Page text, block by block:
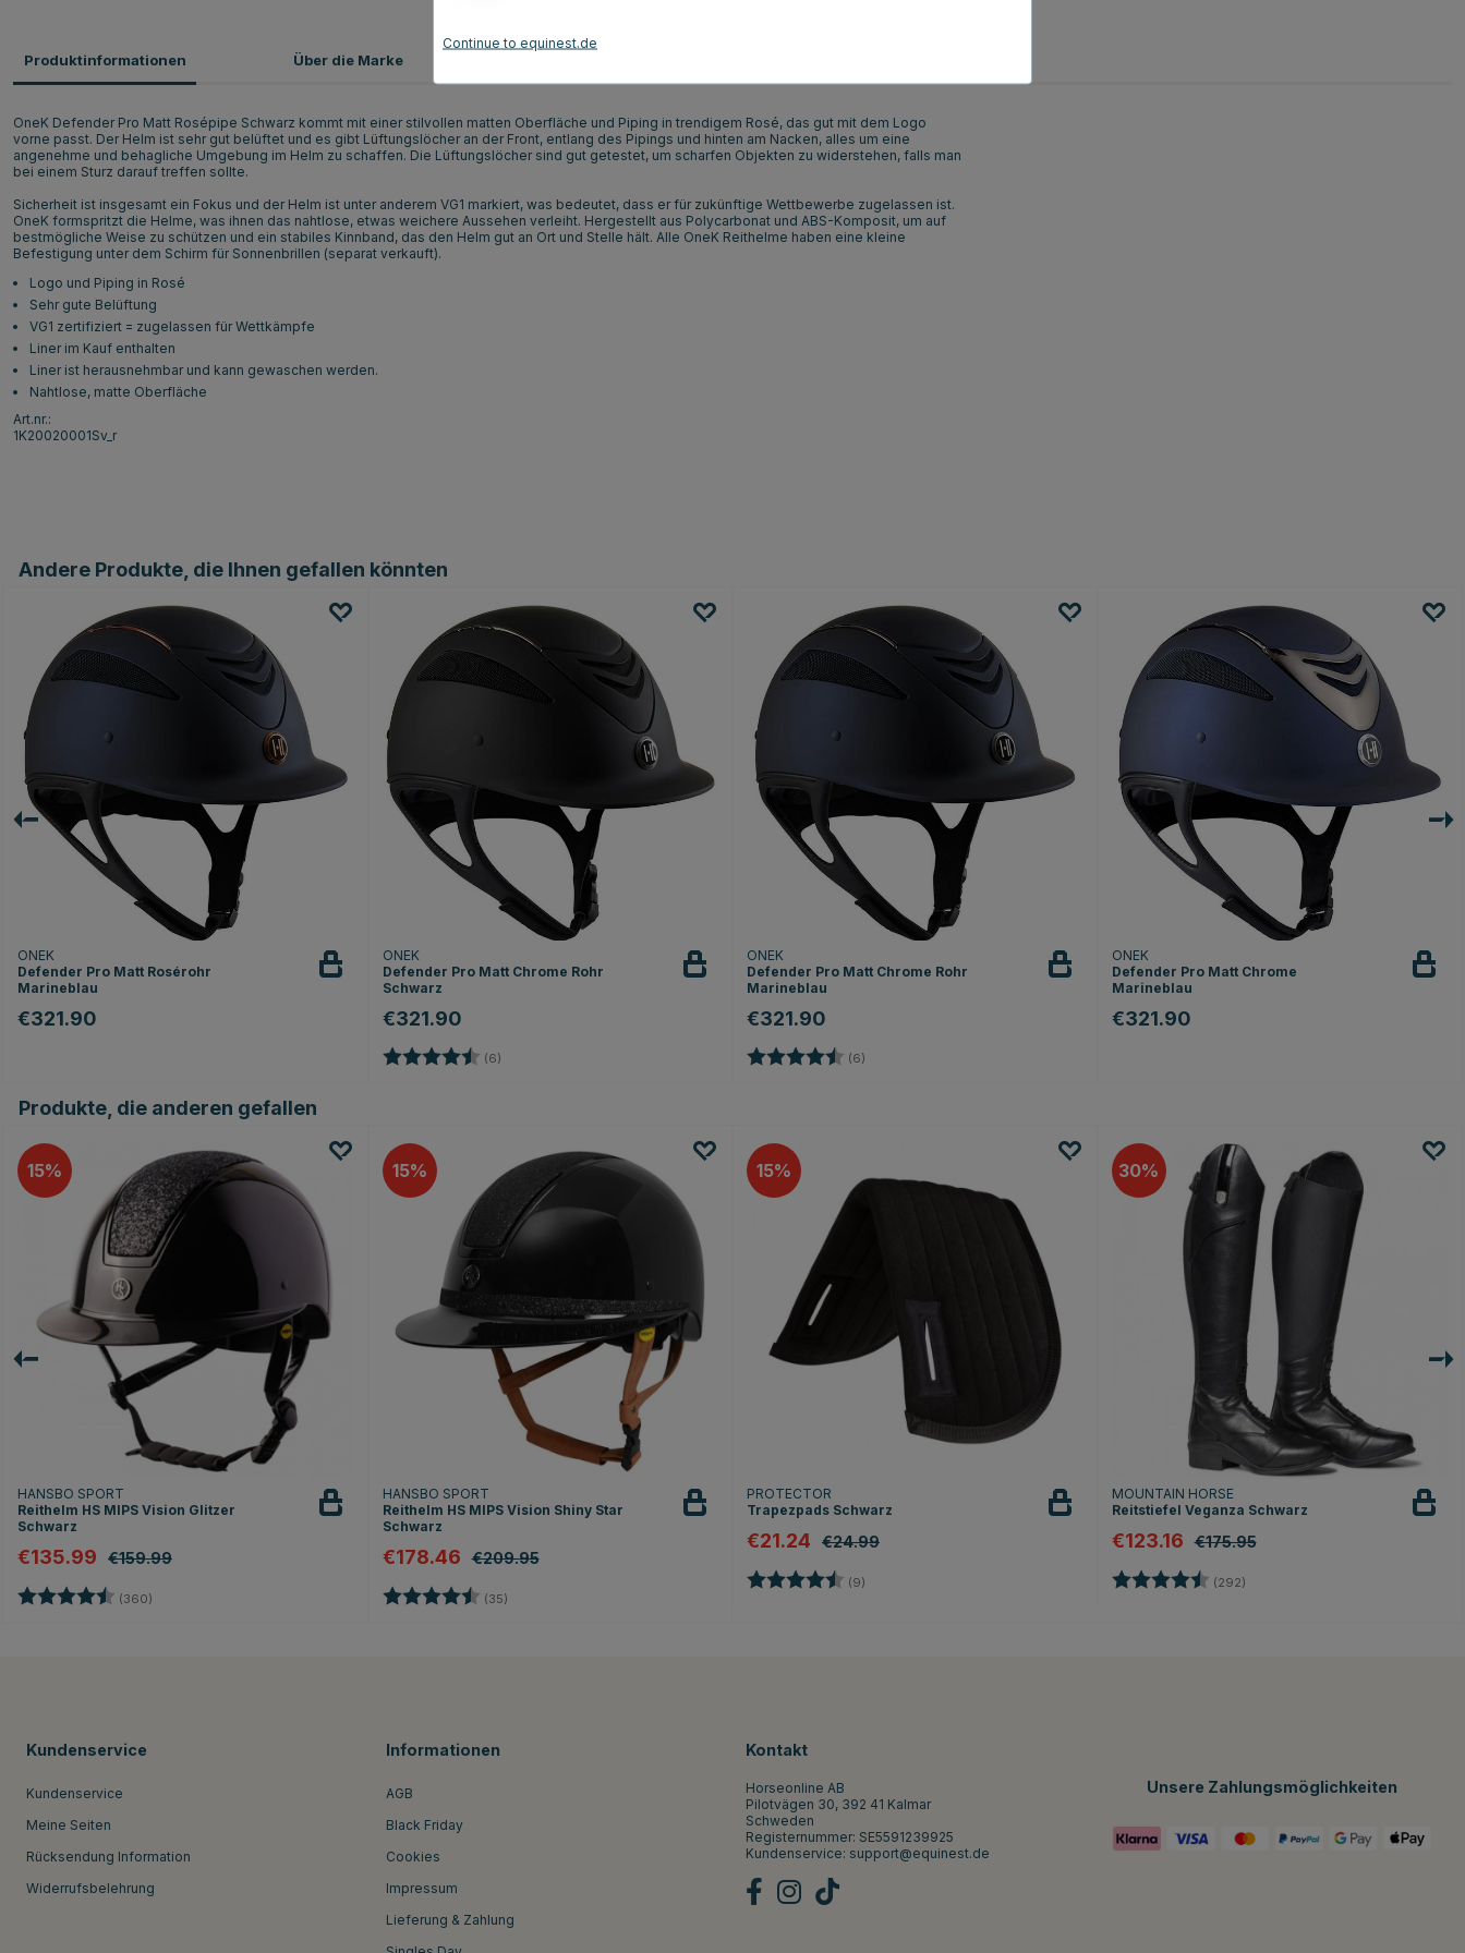
Produktinformationen
OneK Defender Pro Matt Rosépipe Schwarz kommt mit einer stilvollen matten Oberfläche und Piping in trendigem Rosé, das gut mit dem Logo
vorne passt. Der Helm ist sehr gut belüftet und es gibt Lüftungslöcher an der Front, entlang des Pipings und hinten am Nacken, alles um eine
angenehme und behagliche Umgebung im Helm zu schaffen. Die Lüftungslöcher sind gut getestet, um scharfen Objekten zu widerstehen, falls man
bei einem Sturz darauf treffen sollte.
Sicherheit ist insgesamt ein Fokus und der Helm ist unter anderem VG1 markiert, was bedeutet, dass er für zukünftige Wettbewerbe zugelassen ist.
OneK formspritzt die Helme, was ihnen das nahtlose, etwas weichere Aussehen verleiht. Hergestellt aus Polycarbonat und ABS-Komposit, um auf
bestmögliche Weise zu schützen und ein stabiles Kinnband, das den Helm gut an Ort und Stelle hält. Alle OneK Reithelme haben eine kleine
Befestigung unter dem Schirm für Sonnenbrillen (separat verkauft).
Logo und Piping in Rosé
Sehr gute Belüftung
VG1 zertifiziert = zugelassen für Wettkämpfe
Liner im Kauf enthalten
Liner ist herausnehmbar und kann gewaschen werden.
Nahtlose, matte Oberfläche
Art.nr.:
1K20020001Sv_r
Über die Marke
Andere Produkte, die Ihnen gefallen könnten
ONEK
Defender Pro Matt Rosérohr
Marineblau
€321.90
ONEK
Defender Pro Matt Chrome Rohr
Schwarz
€321.90
Bewertung: (6)
ONEK
Defender Pro Matt Chrome Rohr
Marineblau
€321.90
Bewertung: (6)
ONEK
Defender Pro Matt Chrome
Marineblau
€321.90
Produkte, die anderen gefallen
15
HANSBO SPORT
Reithelm HS MIPS Vision Glitzer
Schwarz
€135.99 €159.99
Bewertung: (360)
15
HANSBO SPORT
Reithelm HS MIPS Vision Shiny Star
Schwarz
€178.46 €209.95
Bewertung: (35)
15
PROTECTOR
Trapezpads Schwarz
€21.24 €24.99
Bewertung: (9)
30
MOUNTAIN HORSE
Reitstiefel Veganza Schwarz
€123.16 €175.95
Bewertung: (292)
Kundenservice
Kundenservice
Meine Seiten
Rücksendung Information
Widerrufsbelehrung
Informationen
AGB
Black Friday
Cookies
Impressum
Lieferung & Zahlung
Kontakt
Horseonline AB
Pilotvägen 30, 392 41 Kalmar
Schweden
Registernummer: SE5591239925
Kundenservice: support@equinest.de
Unsere Zahlungsmöglichkeiten
Continue to equinest.de